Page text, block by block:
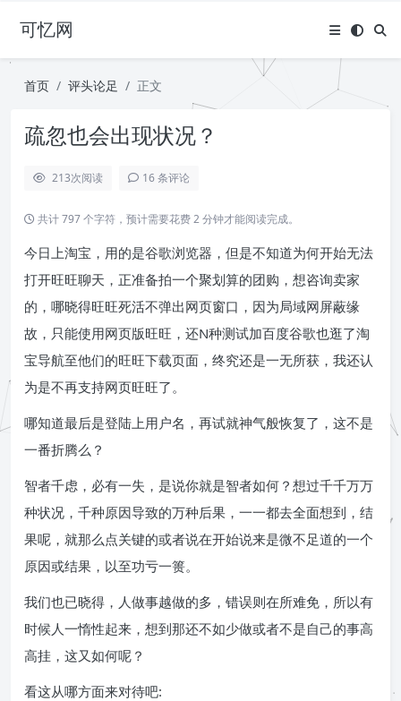
可忆网
首页 评头论足 正文
疏忽也会出现状况？
213次阅读 16 条评论
共计 797 个字符，预计需要花费 2 分钟才能阅读完成。
今日上淘宝，用的是谷歌浏览器，但是不知道为何开始无法
打开旺旺聊天，正准备拍一个聚划算的团购，想咨询卖家
的，哪晓得旺旺死活不弹出网页窗口，因为局域网屏蔽缘
故，只能使用网页版旺旺，还N种测试加百度谷歌也逛了淘
宝导航至他们的旺旺下载页面，终究还是一无所获，我还认
为是不再支持网页旺旺了。
哪知道最后是登陆上用户名，再试就神气般恢复了，这不是
一番折腾么？
智者千虑，必有一失，是说你就是智者如何？想过千千万万
种状况，千种原因导致的万种后果，一一都去全面想到，结
果呢，就那么点关键的或者说在开始说来是微不足道的一个
原因或结果，以至功亏一篑。
我们也已晓得，人做事越做的多，错误则在所难免，所以有
时候人一惰性起来，想到那还不如少做或者不是自己的事高
高挂，这又如何呢？
看这从哪方面来对待吧: